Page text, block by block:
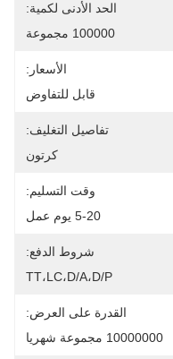
الحد الأدنى لكمية:
100000 مجموعة
الأسعار:
قابل للتفاوض
تفاصيل التغليف:
كرتون
وقت التسليم:
5-20 يوم عمل
شروط الدفع:
TT،LC،D/A،D/P
القدرة على العرض:
10000000 مجموعة شهريا